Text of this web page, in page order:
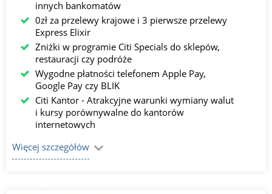
innych bankomatów
0zł za przelewy krajowe i 3 pierwsze przelewy
Express Elixir
Zniżki w programie Citi Specials do sklepów,
restauracji czy podróże
Wygodne płatności telefonem Apple Pay,
Google Pay czy BLIK
Citi Kantor - Atrakcyjne warunki wymiany walut
i kursy porównywalne do kantorów
internetowych
6 % na Koncie SuperOszczędnościowym do 20
Więcej szczegółów